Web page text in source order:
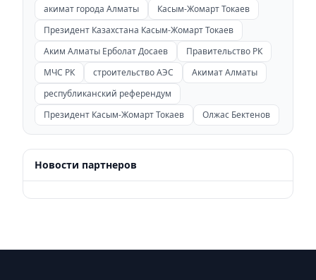
акимат города Алматы
Касым-Жомарт Токаев
Президент Казахстана Касым-Жомарт Токаев
Аким Алматы Ерболат Досаев
Правительство РК
МЧС РК
строительство АЭС
Акимат Алматы
республиканский референдум
Президент Касым-Жомарт Токаев
Олжас Бектенов
Новости партнеров